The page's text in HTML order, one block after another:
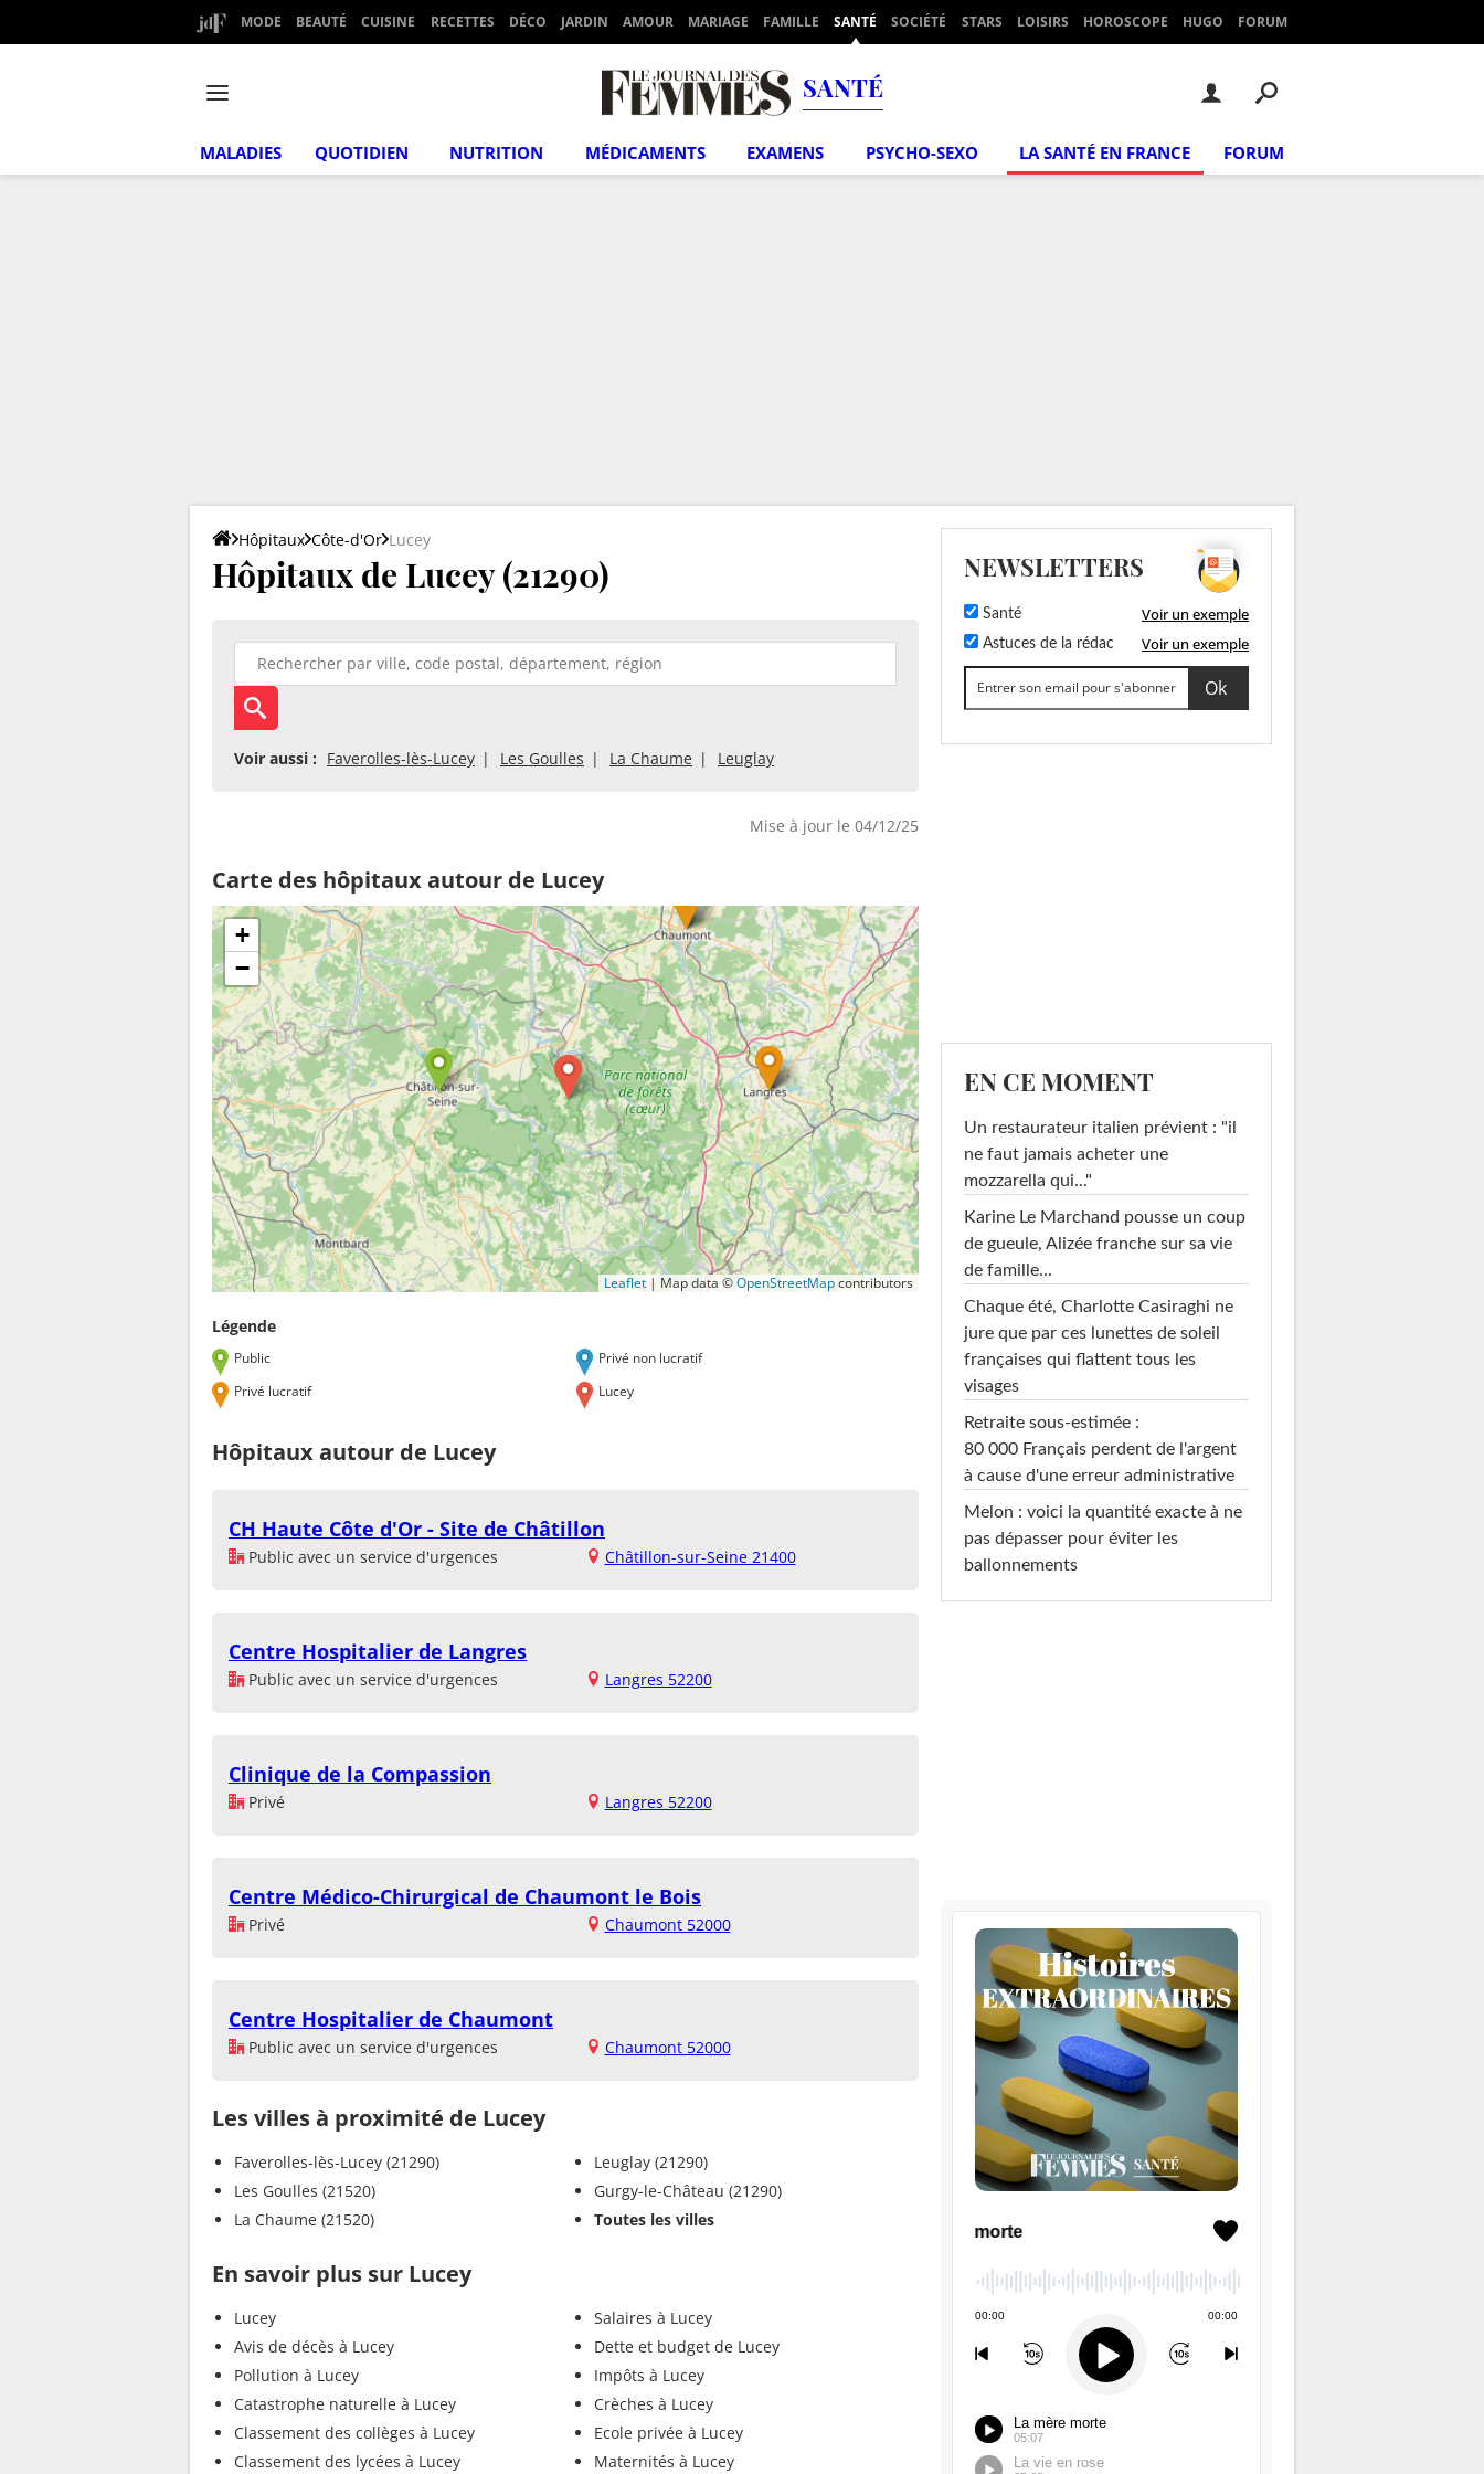
MODE BEAUTÉ CUISINE RECETTES DÉCO JARDIN AMOUR MARIAGE FAMILLE SANTÉ SOCIÉTÉ STARS LOISIRS HOROSCOPE HUGO FORUM
SANTÉ
MALADIES QUOTIDIEN NUTRITION MÉDICAMENTS EXAMENS PSYCHO-SEXO LA SANTÉ EN FRANCE FORUM
Hôpitaux Côte-d'Or Lucey
Hôpitaux de Lucey (21290)
Voir aussi : Faverolles-lès-Lucey Les Goulles La Chaume Leuglay
Mise à jour le 04/12/25
Carte des hôpitaux autour de Lucey
+
−
Leaflet | Map data ©OpenStreetMapcontributors
Légende
Public
Privé non lucratif
Privé lucratif
Lucey
Hôpitaux autour de Lucey
CH Haute Côte d'Or - Site de Châtillon
Public avec un service d'urgences Châtillon-sur-Seine 21400
Centre Hospitalier de Langres
Public avec un service d'urgences Langres 52200
Clinique de la Compassion
Privé Langres 52200
Centre Médico-Chirurgical de Chaumont le Bois
Privé Chaumont 52000
Centre Hospitalier de Chaumont
Public avec un service d'urgences Chaumont 52000
Les villes à proximité de Lucey
Faverolles-lès-Lucey (21290)
Les Goulles (21520)
La Chaume (21520)
Leuglay (21290)
Gurgy-le-Château (21290)
Toutes les villes
En savoir plus sur Lucey
Lucey
Avis de décès à Lucey
Pollution à Lucey
Catastrophe naturelle à Lucey
Classement des collèges à Lucey
Classement des lycées à Lucey
Salaires à Lucey
Dette et budget de Lucey
Impôts à Lucey
Crèches à Lucey
Ecole privée à Lucey
Maternités à Lucey
NEWSLETTERS
Santé Voir un exemple
Astuces de la rédac Voir un exemple
EN CE MOMENT
Un restaurateur italien prévient : "il
ne faut jamais acheter une
mozzarella qui..."
Karine Le Marchand pousse un coup
de gueule, Alizée franche sur sa vie
de famille...
Chaque été, Charlotte Casiraghi ne
jure que par ces lunettes de soleil
françaises qui flattent tous les
visages
Retraite sous-estimée :
80 000 Français perdent de l'argent
à cause d'une erreur administrative
Melon : voici la quantité exacte à ne
pas dépasser pour éviter les
ballonnements